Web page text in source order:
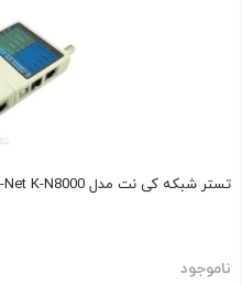
تستر شبکه کی نت مدل K-Net K-N8000
ناموجود